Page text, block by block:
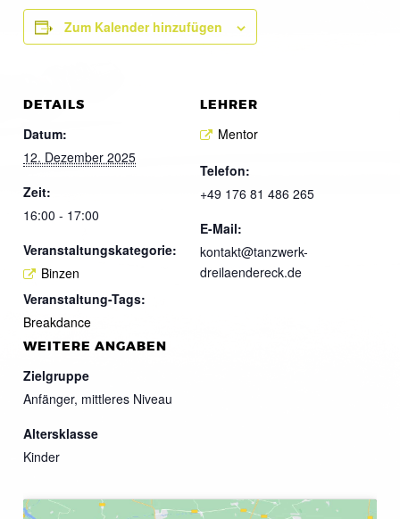
Zum Kalender hinzufügen
DETAILS
Datum:
12. Dezember 2025
Zeit:
16:00 - 17:00
Veranstaltungskategorie:
Binzen
Veranstaltung-Tags:
Breakdance
LEHRER
Mentor
Telefon:
+49 176 81 486 265
E-Mail:
kontakt@tanzwerk-
dreilaendereck.de
WEITERE ANGABEN
Zielgruppe
Anfänger, mittleres Niveau
Altersklasse
Kinder